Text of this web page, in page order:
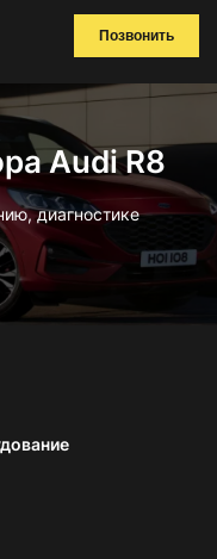
Позвонить
Audi R8
диагностике